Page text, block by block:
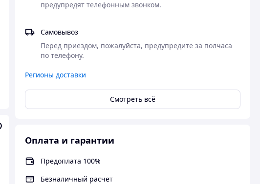
Самовывоз
Перед приездом, пожалуйста, предупредите за полчаса
по телефону.
Регионы доставки
Смотреть всё
Оплата и гарантии
Предоплата 100%
Безналичный расчет